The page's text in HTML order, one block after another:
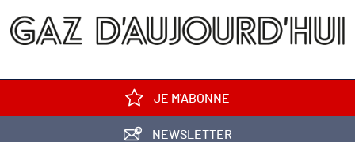
JE M'ABONNE
NEWSLETTER